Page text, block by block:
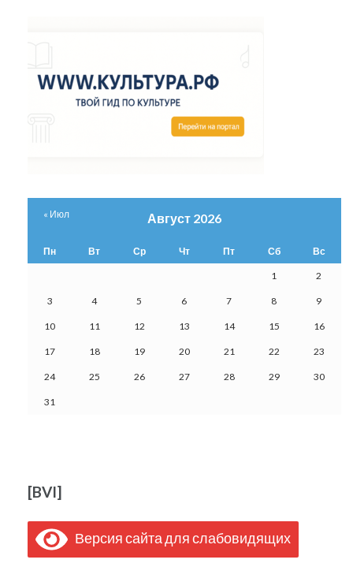
Август 2026
Пн Вт Ср Чт Пт Сб Вс
1 2
3 4 5 6 7 8 9
10 11 12 13 14 15 16
17 18 19 20 21 22 23
24 25 26 27 28 29 30
31
« Июл
[BVI]
Версия сайта для слабовидящих